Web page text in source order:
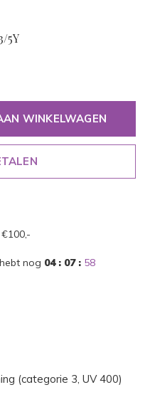
5Y
WINKELWAGEN
nog 04 : 07 : 58
(categorie 3, UV 400)